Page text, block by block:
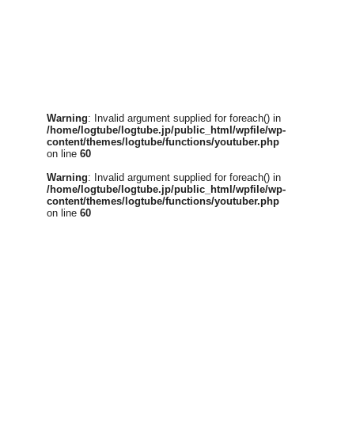
Warning: Invalid argument supplied for foreach() in
/home/logtube/logtube.jp/public_html/wpfile/wp-
content/themes/logtube/functions/youtuber.php
on line 60
Warning: Invalid argument supplied for foreach() in
/home/logtube/logtube.jp/public_html/wpfile/wp-
content/themes/logtube/functions/youtuber.php
on line 60